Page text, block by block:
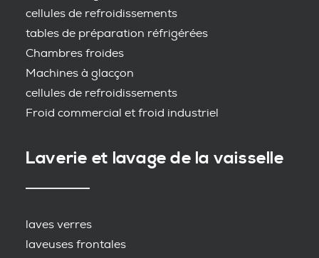
cellules de refroidissements
tables de préparation réfrigérées
Chambres froides
Machines à glacçon
cellules de refroidissements
Froid commercial et froid industriel
Laverie et lavage de la vaisselle
laves verres
laveuses frontales